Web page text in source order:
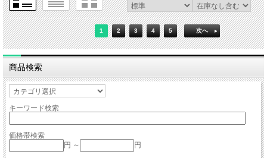
1 2 3 4 5 次へ
商品検索
キーワード検索
価格帯検索
円 ～
円